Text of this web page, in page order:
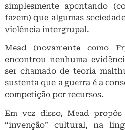
simplesmente apontando
fazem) que algumas
violência intergrupal.
Mead (novamente como
encontrou nenhuma
ser chamado de teoria
sustenta que a guerra é a
competição por recursos.
Em vez disso, Mead
“invenção” cultural, na